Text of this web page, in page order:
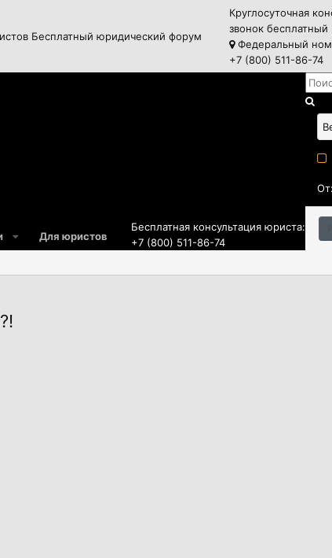
Бесплатный юридический форум
Круглосуточная
звонок бесплатный
Федеральный
+7 (800) 511-86-74
Для юристов
Бесплатная консультация юриста:
+7 (800) 511-86-74
От: